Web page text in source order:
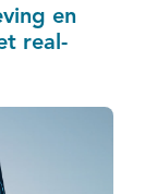
en
real-